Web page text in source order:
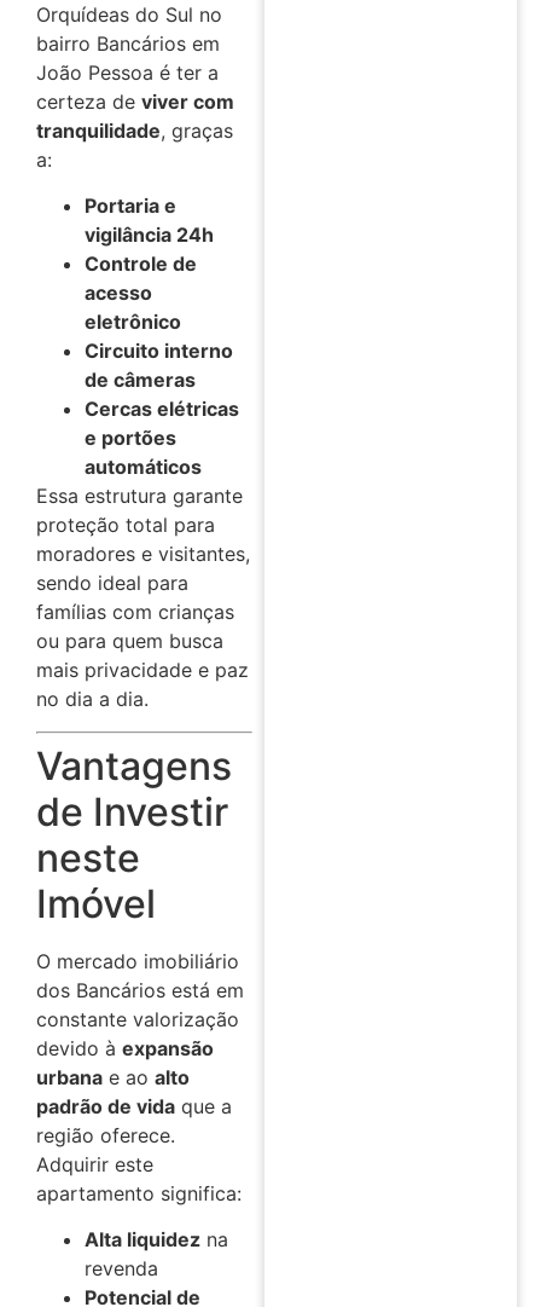
Orquídeas do Sul no
bairro Bancários em
João Pessoa é ter a
certeza de viver com
tranquilidade, graças
a:
Portaria e
vigilância 24h
Controle de
acesso
eletrônico
Circuito interno
de câmeras
Cercas elétricas
e portões
automáticos
Essa estrutura garante
proteção total para
moradores e visitantes,
sendo ideal para
famílias com crianças
ou para quem busca
mais privacidade e paz
no dia a dia.
Vantagens
de Investir
neste
Imóvel
O mercado imobiliário
dos Bancários está em
constante valorização
devido à expansão
urbana e ao alto
padrão de vida que a
região oferece.
Adquirir este
apartamento significa:
Alta liquidez na
revenda
Potencial de